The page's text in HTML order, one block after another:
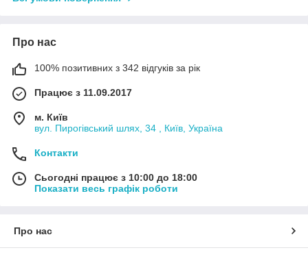
Про нас
100% позитивних з 342 відгуків за рік
Працює з 11.09.2017
м. Київ
вул. Пирогівський шлях, 34 , Київ, Україна
Контакти
Сьогодні працює з 10:00 до 18:00
Показати весь графік роботи
Про нас